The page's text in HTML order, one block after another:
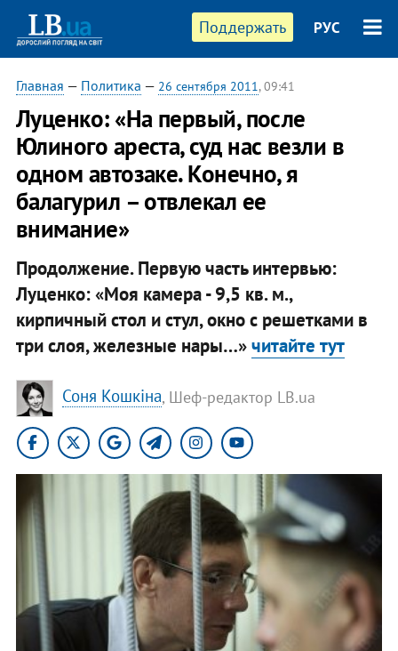
Поддержать РУС
Главная — Политика — 26 сентября 2011, 09:41
Луценко: «На первый, после
Юлиного ареста, суд нас везли в
одном автозаке. Конечно, я
балагурил – отвлекал ее
внимание»
Продолжение. Первую часть интервью:
Луценко: «Моя камера - 9,5 кв. м.,
кирпичный стол и стул, окно с решетками в
три слоя, железные нары…»читайте тут
Соня Кошкіна, Шеф-редактор LB.ua